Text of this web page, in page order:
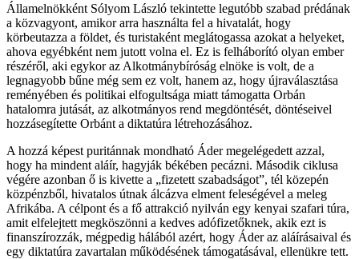
Államelnökként Sólyom László tekintette legutóbb szabad prédának
a közvagyont, amikor arra használta fel a hivatalát, hogy
körbeutazza a földet, és turistaként meglátogassa azokat a helyeket,
ahova egyébként nem jutott volna el. Ez is felháborító olyan ember
részéről, aki egykor az Alkotmánybíróság elnöke is volt, de a
legnagyobb bűne még sem ez volt, hanem az, hogy újraválasztása
reményében és politikai elfogultsága miatt támogatta Orbán
hatalomra jutását, az alkotmányos rend megdöntését, döntéseivel
hozzásegítette Orbánt a diktatúra létrehozásához.
A hozzá képest puritánnak mondható Áder megelégedett azzal,
hogy ha mindent aláír, hagyják békében pecázni. Második ciklusa
végére azonban ő is kivette a „fizetett szabadságot”, tél közepén
közpénzből, hivatalos útnak álcázva elment feleségével a meleg
Afrikába. A célpont és a fő attrakció nyilván egy kenyai szafari túra,
amit elfelejtett megköszönni a kedves adófizetőknek, akik ezt is
finanszírozzák, mégpedig hálából azért, hogy Áder az aláírásaival és
egy diktatúra zavartalan működésének támogatásával, ellenükre tett.